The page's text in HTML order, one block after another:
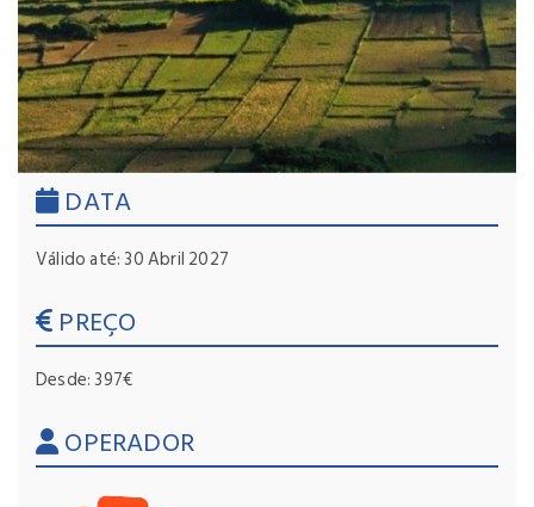
DATA
Válido até: 30 Abril 2027
PREÇO
Desde: 397€
OPERADOR